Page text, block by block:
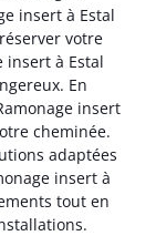
insert à Estal
votre
insert à Estal
En
insert
cheminée.
adaptées
insert à
tout en